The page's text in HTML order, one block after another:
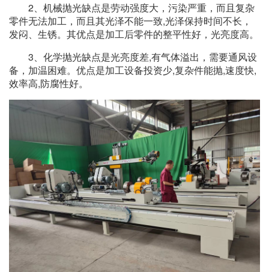
2、机械抛光缺点是劳动强度大，污染严重，而且复杂
零件无法加工，而且其光泽不能一致,光泽保持时间不长，
发闷、生锈。其优点是加工后零件的整平性好，光亮度高。
3、化学抛光缺点是光亮度差,有气体溢出，需要通风设
备，加温困难。优点是加工设备投资少,复杂件能抛,速度快,
效率高,防腐性好。